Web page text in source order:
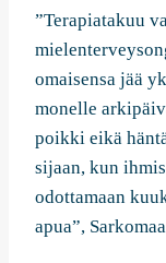
”Terapiatakuu
omaisensa jää
monelle
poikki eikä
sijaan, kun
odottamaan
apua”,